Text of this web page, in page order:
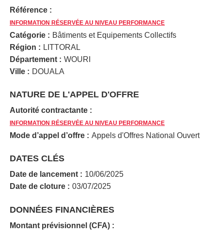
Référence :
INFORMATION RÉSERVÉE AU NIVEAU PERFORMANCE
Catégorie : Bâtiments et Equipements Collectifs
Région : LITTORAL
Département : WOURI
Ville : DOUALA
NATURE DE L'APPEL D'OFFRE
Autorité contractante :
INFORMATION RÉSERVÉE AU NIVEAU PERFORMANCE
Mode d’appel d’offre : Appels d'Offres National Ouvert
DATES CLÉS
Date de lancement : 10/06/2025
Date de cloture : 03/07/2025
DONNÉES FINANCIÈRES
Montant prévisionnel (CFA) :